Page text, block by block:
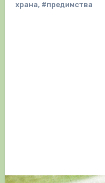
храна, #предимства